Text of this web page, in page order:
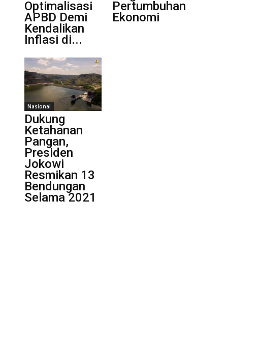
Optimalisasi
APBD Demi
Kendalikan
Inflasi di...
Pertumbuhan
Ekonomi
Nasional
Dukung
Ketahanan
Pangan,
Presiden
Jokowi
Resmikan 13
Bendungan
Selama 2021